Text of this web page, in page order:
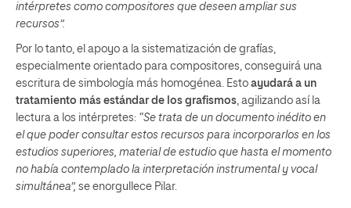
intérpretes como compositores que deseen ampliar sus
recursos”.
Por lo tanto, el apoyo a la sistematización de grafías,
especialmente orientado para compositores, conseguirá una
escritura de simbología más homogénea. Esto ayudará a un
tratamiento más estándar de los grafismos, agilizando así la
lectura a los intérpretes: “Se trata de un documento inédito en
el que poder consultar estos recursos para incorporarlos en los
estudios superiores, material de estudio que hasta el momento
no había contemplado la interpretación instrumental y vocal
simultánea”, se enorgullece Pilar.